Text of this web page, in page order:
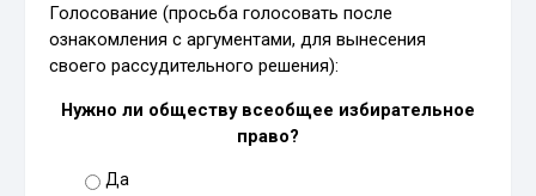
Голосование (просьба голосовать после
ознакомления с аргументами, для вынесения
своего рассудительного решения):
Нужно ли обществу всеобщее избирательное
право?
Да